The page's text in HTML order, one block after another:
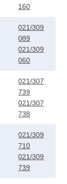
160
021/309
089
021/309
060
021/307
739
021/307
738
021/309
710
021/309
739